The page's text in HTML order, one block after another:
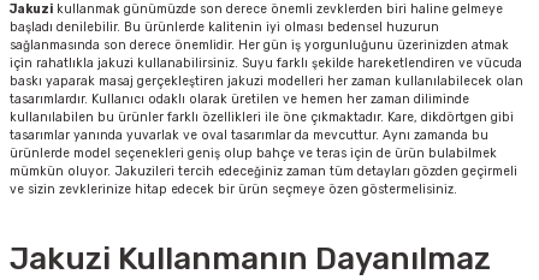
Jakuzi kullanmak günümüzde son derece önemli zevklerden biri haline gelmeye
başladı denilebilir. Bu ürünlerde kalitenin iyi olması bedensel huzurun
sağlanmasında son derece önemlidir. Her gün iş yorgunluğunu üzerinizden atmak
için rahatlıkla jakuzi kullanabilirsiniz. Suyu farklı şekilde hareketlendiren ve vücuda
baskı yaparak masaj gerçekleştiren jakuzi modelleri her zaman kullanılabilecek olan
tasarımlardır. Kullanıcı odaklı olarak üretilen ve hemen her zaman diliminde
kullanılabilen bu ürünler farklı özellikleri ile öne çıkmaktadır. Kare, dikdörtgen gibi
tasarımlar yanında yuvarlak ve oval tasarımlar da mevcuttur. Aynı zamanda bu
ürünlerde model seçenekleri geniş olup bahçe ve teras için de ürün bulabilmek
mümkün oluyor. Jakuzileri tercih edeceğiniz zaman tüm detayları gözden geçirmeli
ve sizin zevklerinize hitap edecek bir ürün seçmeye özen göstermelisiniz.
Jakuzi Kullanmanın Dayanılmaz